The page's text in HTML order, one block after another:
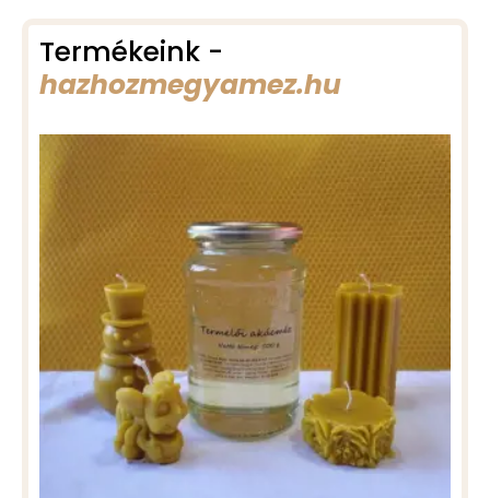
Termékeink -
hazhozmegyamez.hu